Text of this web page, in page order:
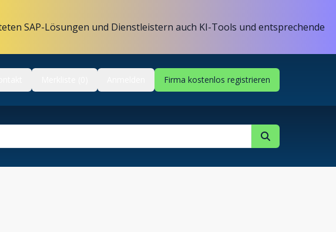
SAP-Lösungen und Dienstleistern auch KI-Tools und entsprechende
Firma kostenlos registrieren